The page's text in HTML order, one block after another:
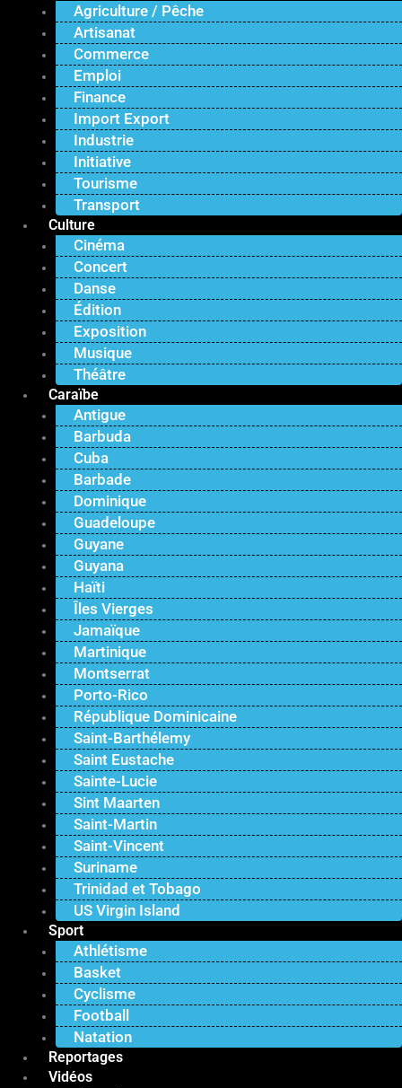
Agriculture / Pêche
Artisanat
Commerce
Emploi
Finance
Import Export
Industrie
Initiative
Tourisme
Transport
Culture
Cinéma
Concert
Danse
Édition
Exposition
Musique
Théâtre
Caraïbe
Antigue
Barbuda
Cuba
Barbade
Dominique
Guadeloupe
Guyane
Guyana
Haïti
Îles Vierges
Jamaïque
Martinique
Montserrat
Porto-Rico
République Dominicaine
Saint-Barthélemy
Saint Eustache
Sainte-Lucie
Sint Maarten
Saint-Martin
Saint-Vincent
Suriname
Trinidad et Tobago
US Virgin Island
Sport
Athlétisme
Basket
Cyclisme
Football
Natation
Reportages
Vidéos